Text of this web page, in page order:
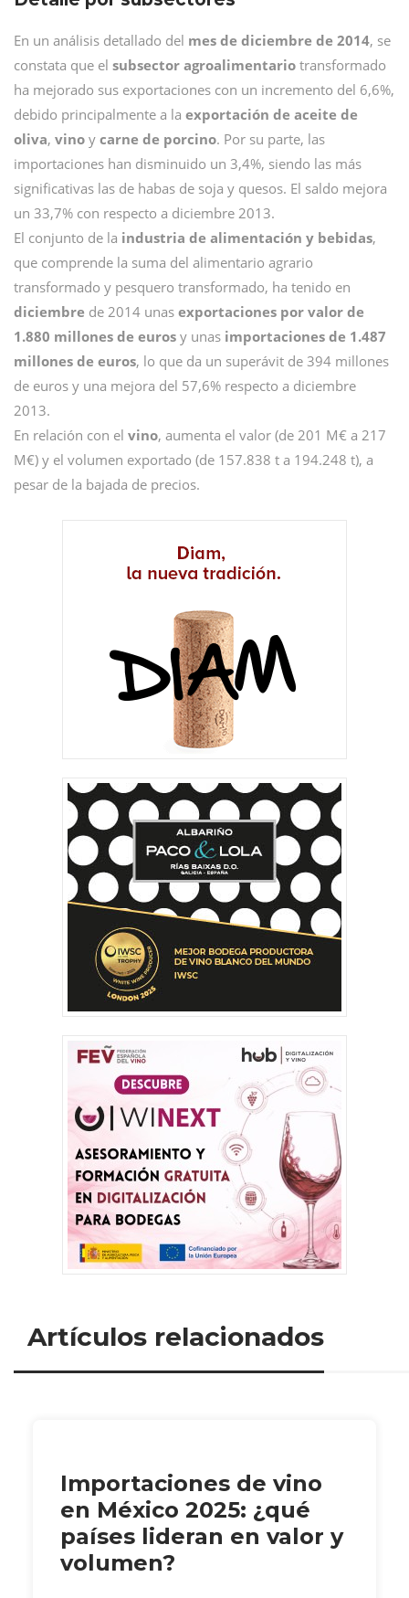
En un análisis detallado del mes de diciembre de 2014, se
constata que el subsector agroalimentario transformado
ha mejorado sus exportaciones con un incremento del 6,6%,
debido principalmente a la exportación de aceite de
oliva, vino y carne de porcino. Por su parte, las
importaciones han disminuido un 3,4%, siendo las más
significativas las de habas de soja y quesos. El saldo mejora
un 33,7% con respecto a diciembre 2013.
El conjunto de la industria de alimentación y bebidas,
que comprende la suma del alimentario agrario
transformado y pesquero transformado, ha tenido en
diciembre de 2014 unas exportaciones por valor de
1.880 millones de euros y unas importaciones de 1.487
millones de euros, lo que da un superávit de 394 millones
de euros y una mejora del 57,6% respecto a diciembre
2013.
En relación con el vino, aumenta el valor (de 201 M€ a 217
M€) y el volumen exportado (de 157.838 t a 194.248 t), a
pesar de la bajada de precios.
Artículos relacionados
Importaciones de vino
en México 2025: ¿qué
países lideran en valor y
volumen?